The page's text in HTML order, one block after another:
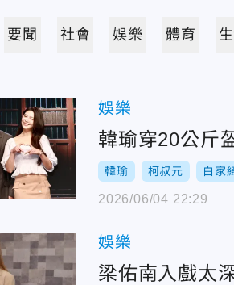
要聞 社會 娛樂 體育
娛樂
韓瑜穿20公斤
韓瑜 柯叔元 白家
2026/06/04 22:29
娛樂
梁佑南入戲太